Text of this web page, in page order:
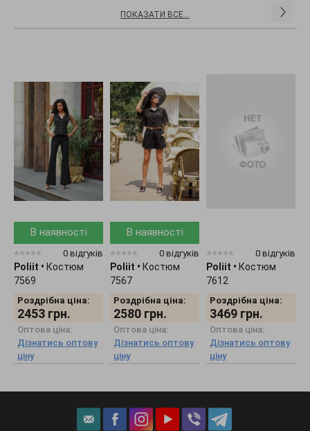
ПОКАЗАТИ ВСЕ...
В наявності
0 відгуків
Poliit • Костюм
7569
Роздрібна ціна:
2453 грн.
Оптова ціна:
Дізнатись оптову
ціну
В наявності
0 відгуків
Poliit • Костюм
7567
Роздрібна ціна:
2580 грн.
Оптова ціна:
Дізнатись оптову
ціну
0 відгуків
Poliit • Костюм
7612
Роздрібна ціна:
3469 грн.
Оптова ціна:
Дізнатись оптову
ціну